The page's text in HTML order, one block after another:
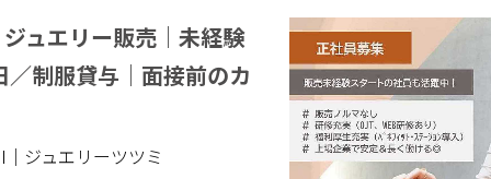
ュエリー販売｜未経験
制服貸与｜面接前のカ
｜ジュエリーツツミ